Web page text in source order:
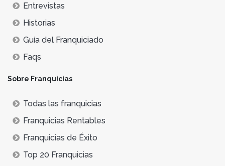
Entrevistas
Historias
Guía del Franquiciado
Faqs
Sobre Franquicias
Todas las franquicias
Franquicias Rentables
Franquicias de Éxito
Top 20 Franquicias